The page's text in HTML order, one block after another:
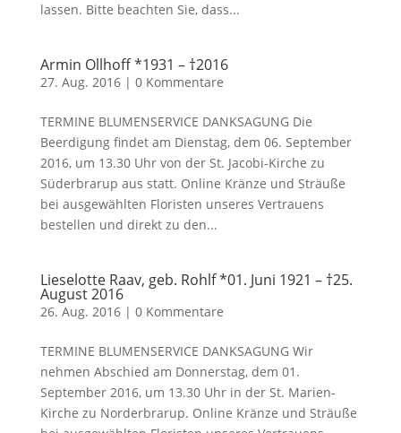
lassen. Bitte beachten Sie, dass...
Armin Ollhoff *1931 – †2016
27. Aug. 2016| 0 Kommentare
TERMINE BLUMENSERVICE DANKSAGUNG Die
Beerdigung findet am Dienstag, dem 06. September
2016, um 13.30 Uhr von der St. Jacobi-Kirche zu
Süderbrarup aus statt. Online Kränze und Sträuße
bei ausgewählten Floristen unseres Vertrauens
bestellen und direkt zu den...
Lieselotte Raav, geb. Rohlf *01. Juni 1921 – †25.
August 2016
26. Aug. 2016| 0 Kommentare
TERMINE BLUMENSERVICE DANKSAGUNG Wir
nehmen Abschied am Donnerstag, dem 01.
September 2016, um 13.30 Uhr in der St. Marien-
Kirche zu Norderbrarup. Online Kränze und Sträuße